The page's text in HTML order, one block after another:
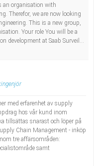
an organisation with
Therefor, we are now looking
This is a new group,
Your role You will be a
development at Saab Surveil...
med erfarenhet av supply
hos vår kund inom
tillsättas snarast och löper på
Chain Management - inköp
tre affärsområden:
samt